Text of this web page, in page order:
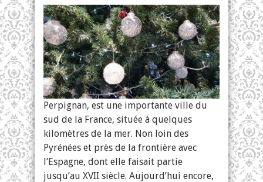
Noël
à
Perpignan
Perpignan, est une importante ville du
sud de la France, située à quelques
kilomètres de la mer. Non loin des
Pyrénées et près de la frontière avec
l’Espagne, dont elle faisait partie
jusqu’au XVII siècle. Aujourd’hui encore,